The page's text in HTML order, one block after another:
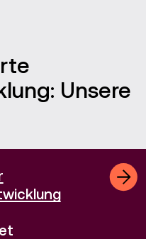
Unsere